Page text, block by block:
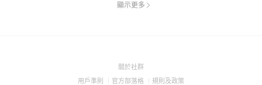
顯示更多
關於社群(Open
用戶準則 (Open
官方部落格 (Open
規則及政策(Open